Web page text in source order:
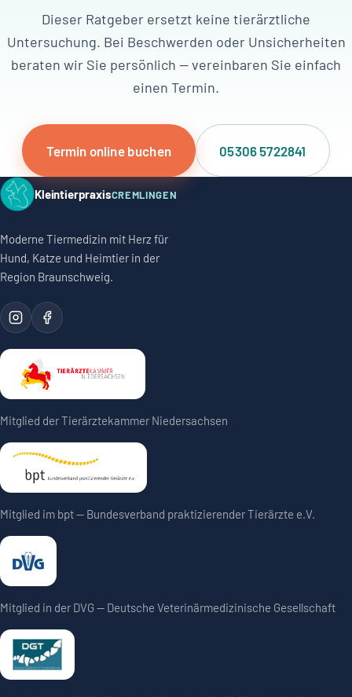
Dieser Ratgeber ersetzt keine tierärztliche
Untersuchung. Bei Beschwerden oder Unsicherheiten
beraten wir Sie persönlich — vereinbaren Sie einfach
einen Termin.
Termin online buchen 05306 5722841
KleintierpraxisCREMLINGEN
Moderne Tiermedizin mit Herz für
Hund, Katze und Heimtier in der
Region Braunschweig.
Mitglied der Tierärztekammer Niedersachsen
Mitglied im bpt — Bundesverband praktizierender Tierärzte e.V.
Mitglied in der DVG — Deutsche Veterinärmedizinische Gesellschaft